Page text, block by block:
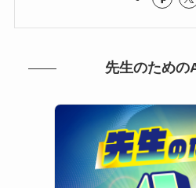
先生のための